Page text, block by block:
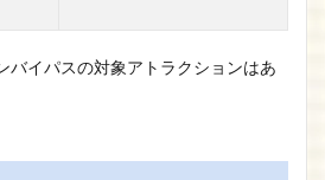
バイパスの対象アトラクションはあ